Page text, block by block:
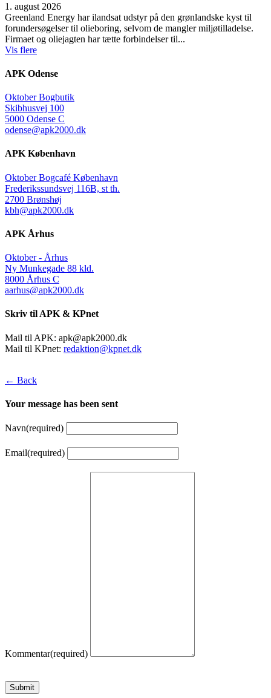
1. august 2026
Greenland Energy har ilandsat udstyr på den grønlandske kyst til
forundersøgelser til olieboring, selvom de mangler miljøtilladelse.
Firmaet og oliejagten har tætte forbindelser til...
Vis flere
APK Odense
Oktober Bogbutik
Skibhusvej 100
5000 Odense C
odense@apk2000.dk
APK København
Oktober Bogcafé København
Frederikssundsvej 116B, st th.
2700 Brønshøj
kbh@apk2000.dk
APK Århus
Oktober - Århus
Ny Munkegade 88 kld.
8000 Århus C
aarhus@apk2000.dk
Skriv til APK & KPnet
Mail til APK: apk@apk2000.dk
Mail til KPnet: redaktion@kpnet.dk
← Back
Your message has been sent
Navn(required)
Email(required)
Kommentar(required)
Submit